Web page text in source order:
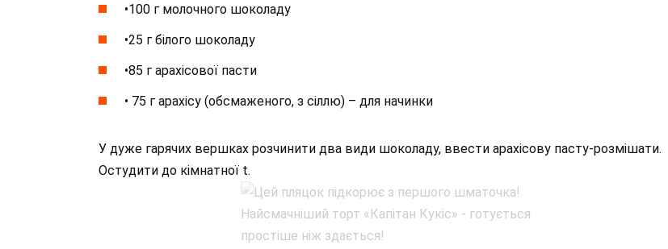
•100 г молочного шоколаду
•25 г білого шоколаду
•85 г арахісової пасти
• 75 г арахісу (обсмаженого, з сіллю) – для начинки
У дуже гарячих вершках розчинити два види шоколаду, ввести арахісову пасту-розмішати.
Остудити до кімнатної t.